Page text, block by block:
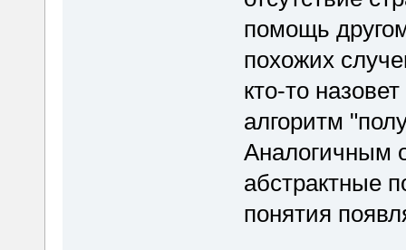
помощь
похожих
кто-то
алгоритм
Аналогичным
абстрактные
понятия